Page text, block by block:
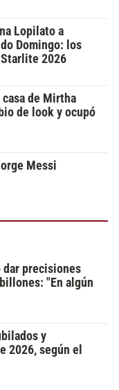
Lopilato a
Domingo: los
2026
de Mirtha
de look y ocupó
Messi
dar precisiones
"En algún
y
2026, según el